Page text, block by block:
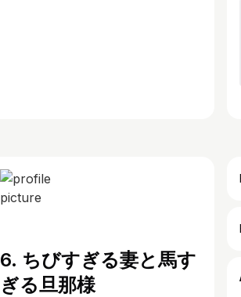
6. ちびすぎる妻と馬す
ぎる旦那様